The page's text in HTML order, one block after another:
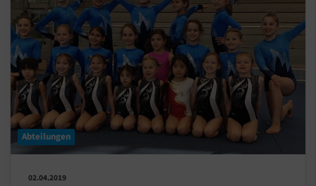
Abteilungen
02.04.2019